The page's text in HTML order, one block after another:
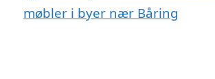
møbler i byer nær Båring